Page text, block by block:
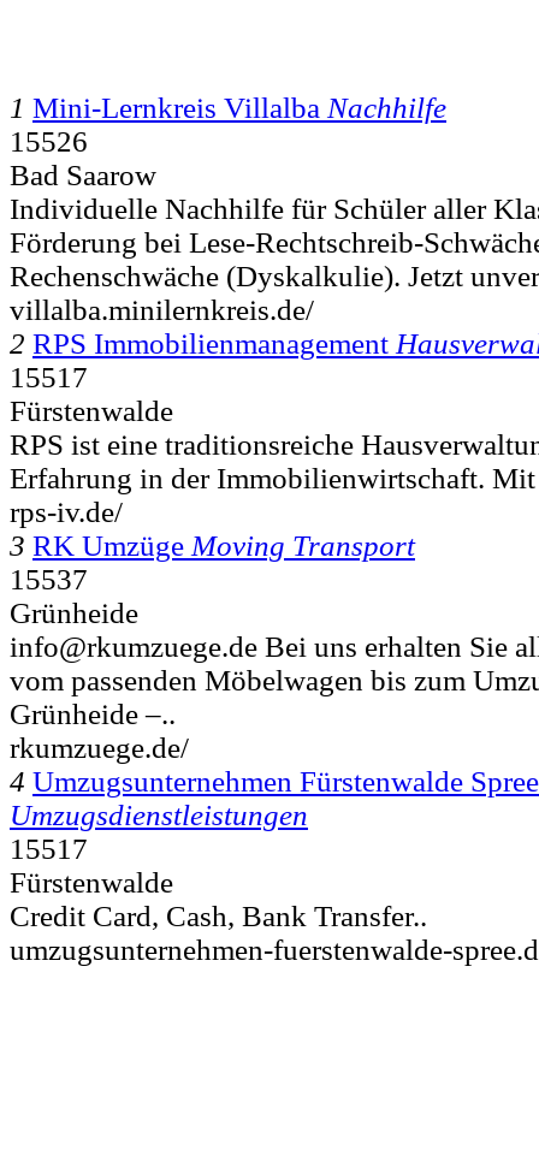
1 Mini-Lernkreis Villalba Nachhilfe
15526
Bad Saarow
Individuelle Nachhilfe für Schüler aller
Förderung bei Lese-Rechtschreib-
Rechenschwäche (Dyskalkulie). Jetzt
villalba.minilernkreis.de/
2 RPS Immobilienmanagement
15517
Fürstenwalde
RPS ist eine traditionsreiche
Erfahrung in der Immobilienwirtschaft.
rps-iv.de/
3 RK Umzüge Moving Transport
15537
Grünheide
info@rkumzuege.de Bei uns erhalten Sie
vom passenden Möbelwagen bis zum
Grünheide –..
rkumzuege.de/
4 Umzugsunternehmen Fürstenwalde Spree
Umzugsdienstleistungen
15517
Fürstenwalde
Credit Card, Cash, Bank Transfer..
umzugsunternehmen-fuerstenwalde-